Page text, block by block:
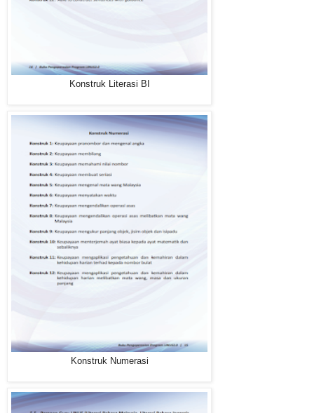
Konstruk Literasi BI
Konstruk Numerasi